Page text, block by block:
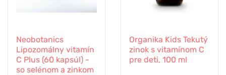
Neobotanics
Lipozomálny vitamín
C Plus (60 kapsúl) -
so selénom a zinkom
Organika Kids Tekutý
zinok s vitamínom C
pre deti, 100 ml